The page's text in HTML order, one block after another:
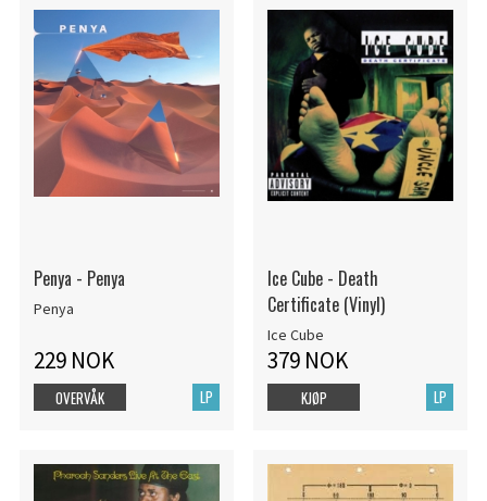
Penya - Penya
Penya
229 NOK
LP
OVERVÅK
Ice Cube - Death
Certificate (Vinyl)
Ice Cube
379 NOK
LP
KJØP